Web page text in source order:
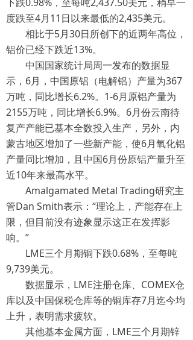
度跌至4月11日以来最低的2,435美元。
相比于5月30日所创下的近两年高位，
铝价已经下跌近13%。
中国国家统计局周一发布的数据显
示，6月，中国原铝（电解铝）产量为367
万吨，同比增长6.2%。1-6月原铝产量为
2155万吨，同比增长6.9%。6月份云南待
复产产能已基本全数投入生产，另外，内
蒙古地区增加了一些新产能，使6月氧化铝
产量同比增加，且中国6月份原铝产量升至
近10年来最高水平。
Amalgamated Metal Trading研究主
管Dan Smith表示：“理论上，产能存在上
限，但目前没有迹象显示这正在发挥影
响。”
LME三个月期铜下跌0.68%，至每吨
9,739美元。
数据显示，LME注册仓库、COMEX仓
库以及中国保税仓库等的铜库存7月迄今均
上升，表明需求疲软。
其他基本金属方面，LME三个月期锌